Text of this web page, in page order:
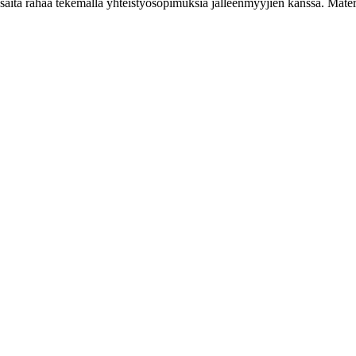
rahaa tekemällä yhteistyösopimuksia jälleenmyyjien kanssa.